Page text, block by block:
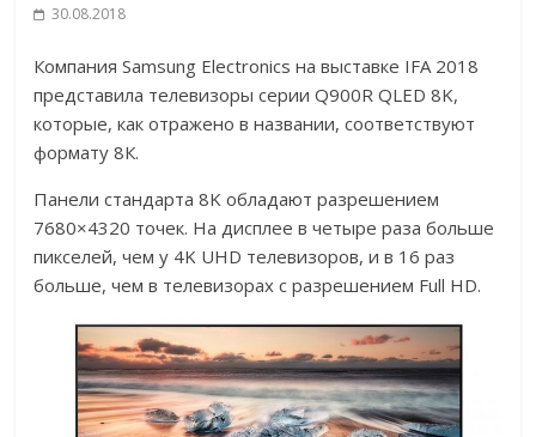
30.08.2018
Компания Samsung Electronics на выставке IFA 2018
представила телевизоры серии Q900R QLED 8K,
которые, как отражено в названии, соответствуют
формату 8К.
Панели стандарта 8K обладают разрешением
7680×4320 точек. На дисплее в четыре раза больше
пикселей, чем у 4K UHD телевизоров, и в 16 раз
больше, чем в телевизорах с разрешением Full HD.